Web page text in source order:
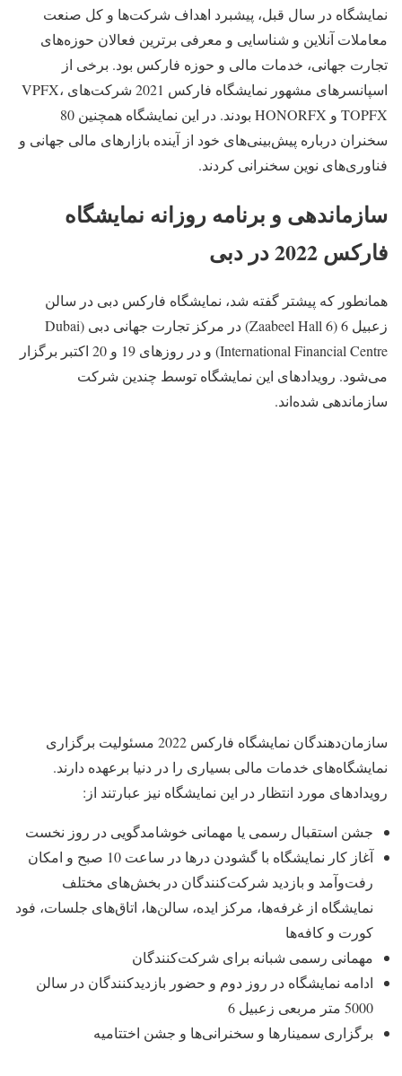
نمایشگاه در سال قبل، پیشبرد اهداف شرکت‌ها و کل صنعت
معاملات آنلاین و شناسایی و معرفی برترین فعالان حوزه‌های
تجارت جهانی، خدمات مالی و حوزه فارکس بود. برخی از
اسپانسرهای مشهور نمایشگاه فارکس 2021 شرکت‌های VPFX،
TOPFX و HONORFX بودند. در این نمایشگاه همچنین 80
سخنران درباره پیش‌بینی‌های خود از آینده بازارهای مالی جهانی و
فناوری‌های نوین سخنرانی کردند.
سازماندهی و برنامه روزانه نمایشگاه
فارکس 2022 در دبی
همانطور که پیشتر گفته شد، نمایشگاه فارکس دبی در سالن
زعبیل 6 (Zaabeel Hall 6) در مرکز تجارت جهانی دبی (Dubai
International Financial Centre) و در روزهای 19 و 20 اکتبر برگزار
می‌شود. رویدادهای این نمایشگاه توسط چندین شرکت
سازماندهی شده‌اند.
سازمان‌دهندگان نمایشگاه فارکس 2022 مسئولیت برگزاری
نمایشگاه‌های خدمات مالی بسیاری را در دنیا برعهده دارند.
رویدادهای مورد انتظار در این نمایشگاه نیز عبارتند از:
جشن استقبال رسمی یا مهمانی خوشامدگویی در روز نخست
آغاز کار نمایشگاه با گشودن درها در ساعت 10 صبح و امکان
رفت‌وآمد و بازدید شرکت‌کنندگان در بخش‌های مختلف
نمایشگاه از غرفه‌ها، مرکز ایده، سالن‌ها، اتاق‌های جلسات، فود
کورت و کافه‌ها
مهمانی رسمی شبانه برای شرکت‌کنندگان
ادامه نمایشگاه در روز دوم و حضور بازدیدکنندگان در سالن
5000 متر مربعی زعبیل 6
برگزاری سمینارها و سخنرانی‌ها و جشن اختتامیه